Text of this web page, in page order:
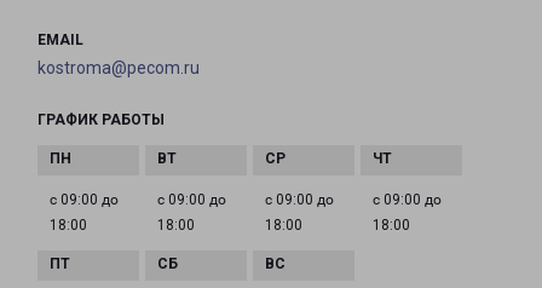
EMAIL
kostroma@pecom.ru
ГРАФИК РАБОТЫ
с 09:00 до
18:00
с 09:00 до
18:00
с 09:00 до
18:00
с 09:00 до
18:00